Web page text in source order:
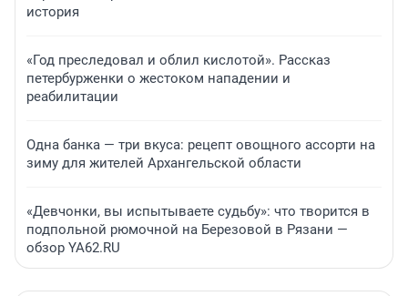
история
«Год преследовал и облил кислотой». Рассказ
петербурженки о жестоком нападении и
реабилитации
Одна банка — три вкуса: рецепт овощного ассорти на
зиму для жителей Архангельской области
«Девчонки, вы испытываете судьбу»: что творится в
подпольной рюмочной на Березовой в Рязани —
обзор YA62.RU